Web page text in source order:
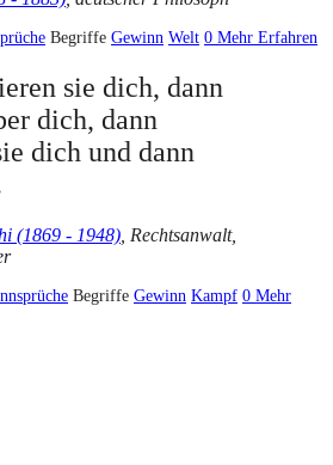
Begriffe Gewinn Welt 0 Mehr Erfahren
sie dich, dann
dich, dann
dich und dann
(1869 - 1948) , Rechtsanwalt,
Begriffe Gewinn Kampf 0 Mehr